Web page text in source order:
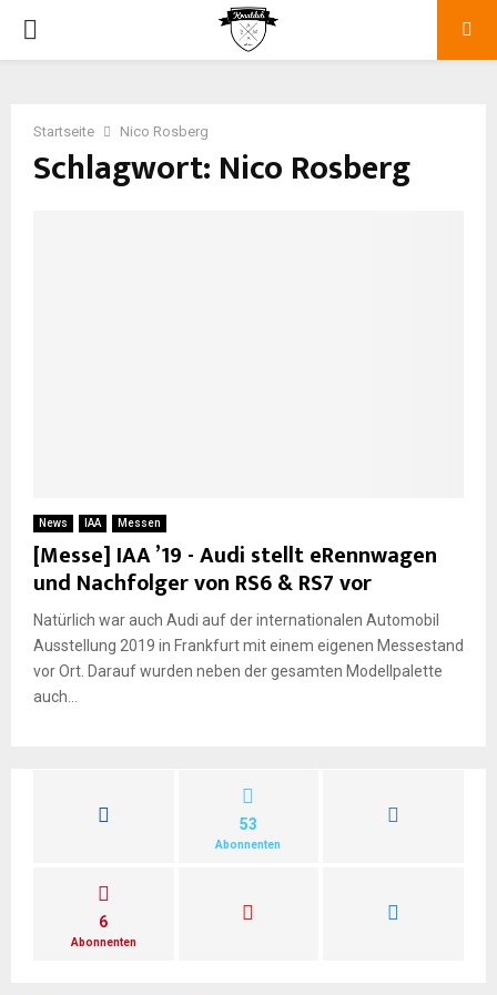
P
E
N
U
Startseite Nico Rosberg
Schlagwort: Nico Rosberg
News IAA Messen
[Messe] IAA ’19 - Audi stellt eRennwagen
und Nachfolger von RS6 & RS7 vor
Natürlich war auch Audi auf der internationalen Automobil
Ausstellung 2019 in Frankfurt mit einem eigenen Messestand
vor Ort. Darauf wurden neben der gesamten Modellpalette
auch...
53
Abonnenten
6
Abonnenten